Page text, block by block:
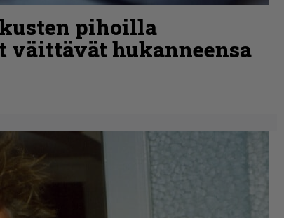
pihoilla
väittävät hukanneensa